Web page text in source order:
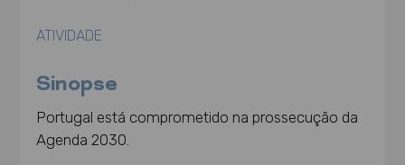
ATIVIDADE
Sinopse
Portugal está comprometido na prossecução da
Agenda 2030.